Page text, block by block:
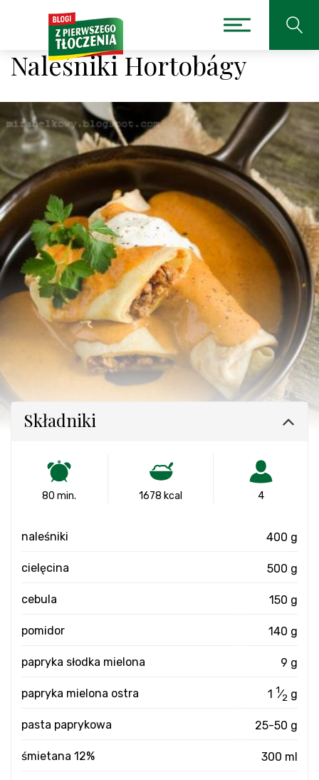
Naleśniki Hortobágy
Składniki
80 min. 1678 kcal 4
naleśniki 400 g
cielęcina 500 g
cebula 150 g
pomidor 140 g
papryka słodka mielona 9 g
papryka mielona ostra 1 1⁄2 g
pasta paprykowa 25-50 g
śmietana 12% 300 ml